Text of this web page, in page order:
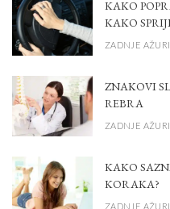
KAKO
KAKO
ZADNJE
ZNAKOVI
REBRA
ZADNJE
KAKO
KORAKA?
ZADNJE